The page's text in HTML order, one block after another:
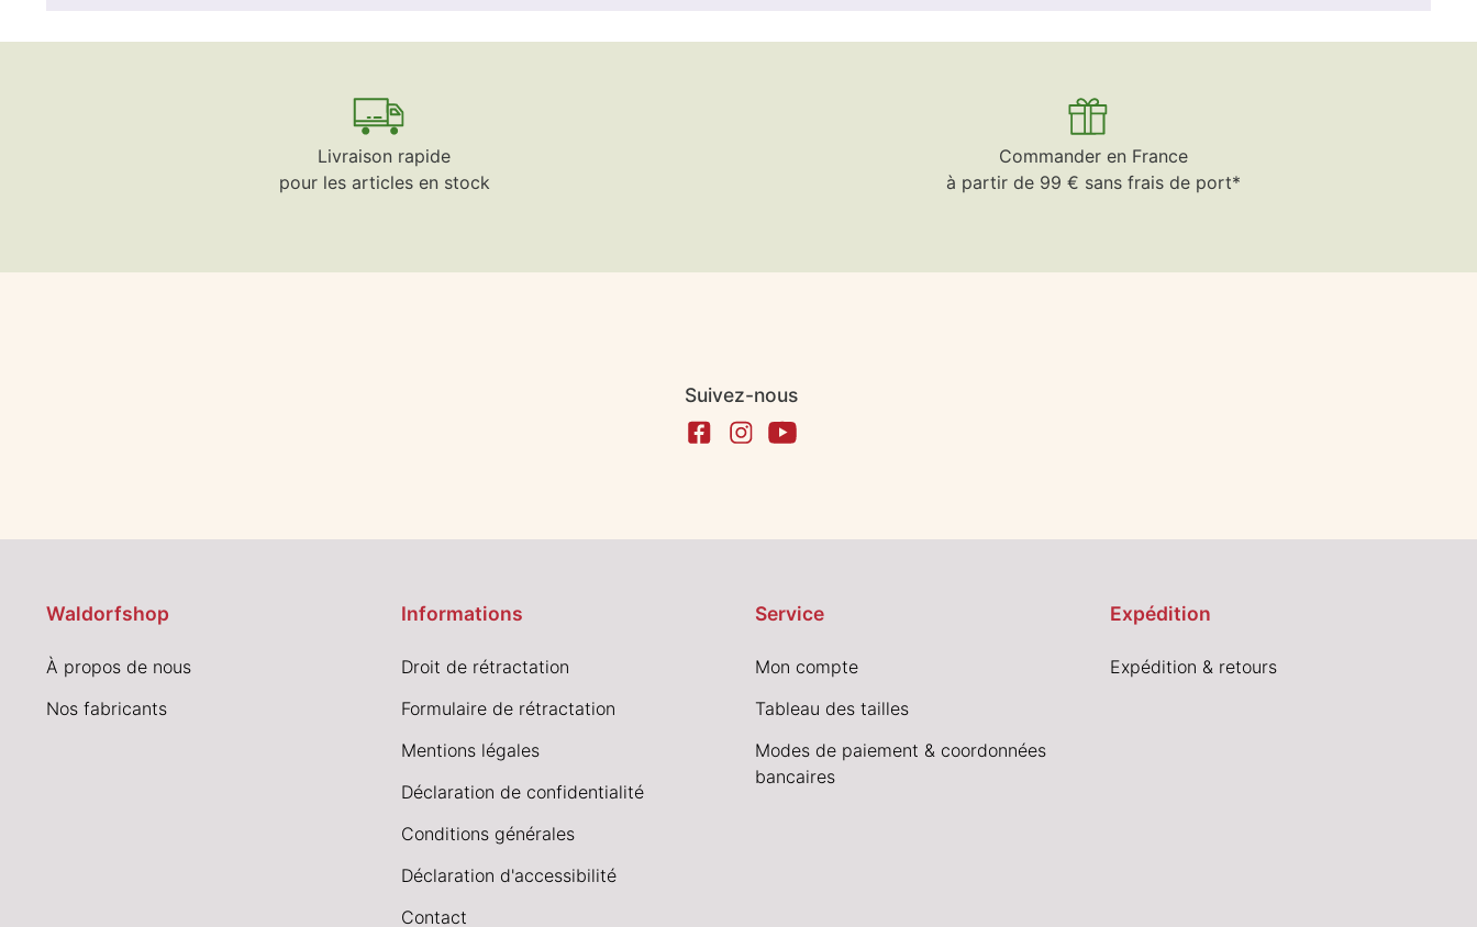
Livraison rapide
pour les articles en stock
Commander en France
à partir de 99 € sans frais de port*
Suivez-nous
Waldorfshop
À propos de nous
Nos fabricants
Informations
Droit de rétractation
Formulaire de rétractation
Mentions légales
Déclaration de confidentialité
Conditions générales
Déclaration d'accessibilité
Contact
Service
Mon compte
Tableau des tailles
Modes de paiement & coordonnées
bancaires
Expédition
Expédition & retours